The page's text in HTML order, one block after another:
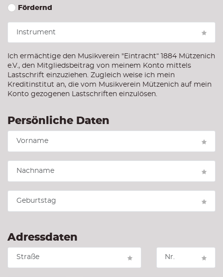
Fördernd
Ich ermächtige den Musikverein "Eintracht“ 1884 Mützenich
e.V., den Mitgliedsbeitrag von meinem Konto mittels
Lastschrift einzuziehen. Zugleich weise ich mein
Kreditinstitut an, die vom Musikverein Mützenich auf mein
Konto gezogenen Lastschriften einzulösen.
Persönliche Daten
Adressdaten